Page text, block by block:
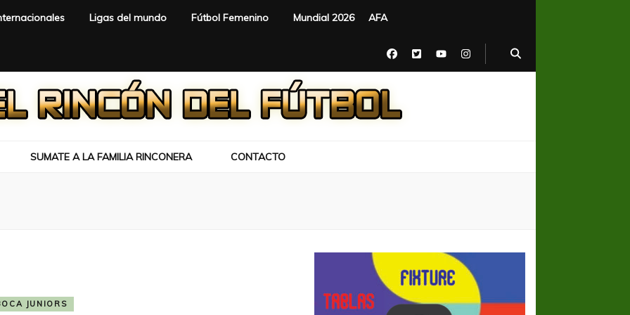
Ligas del mundo Fútbol Femenino Mundial 2026 AFA
SUMATE A LA FAMILIA RINCONERA CONTACTO
JUNIORS